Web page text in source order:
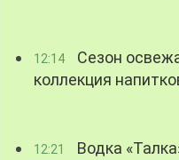
12:14
Сезон
коллекция
12:21
Водка